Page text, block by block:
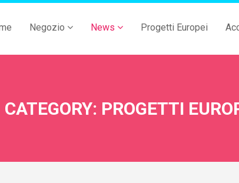
Negozio News Progetti Europei
CATEGORY: PROGETTI